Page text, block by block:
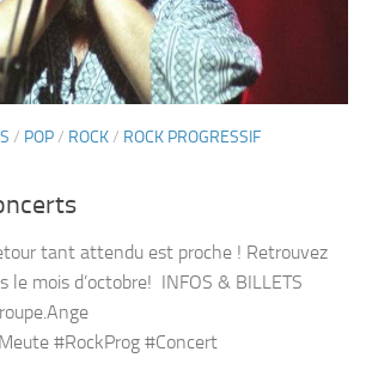
/ POP/ ROCK/ ROCK PROGRESSIF
tant attendu est proche ! Retrouvez
le mois d’octobre! INFOS & BILLETS
#RockProg #Concert